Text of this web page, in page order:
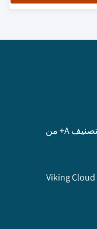
معتمد بتصنيف A+ من